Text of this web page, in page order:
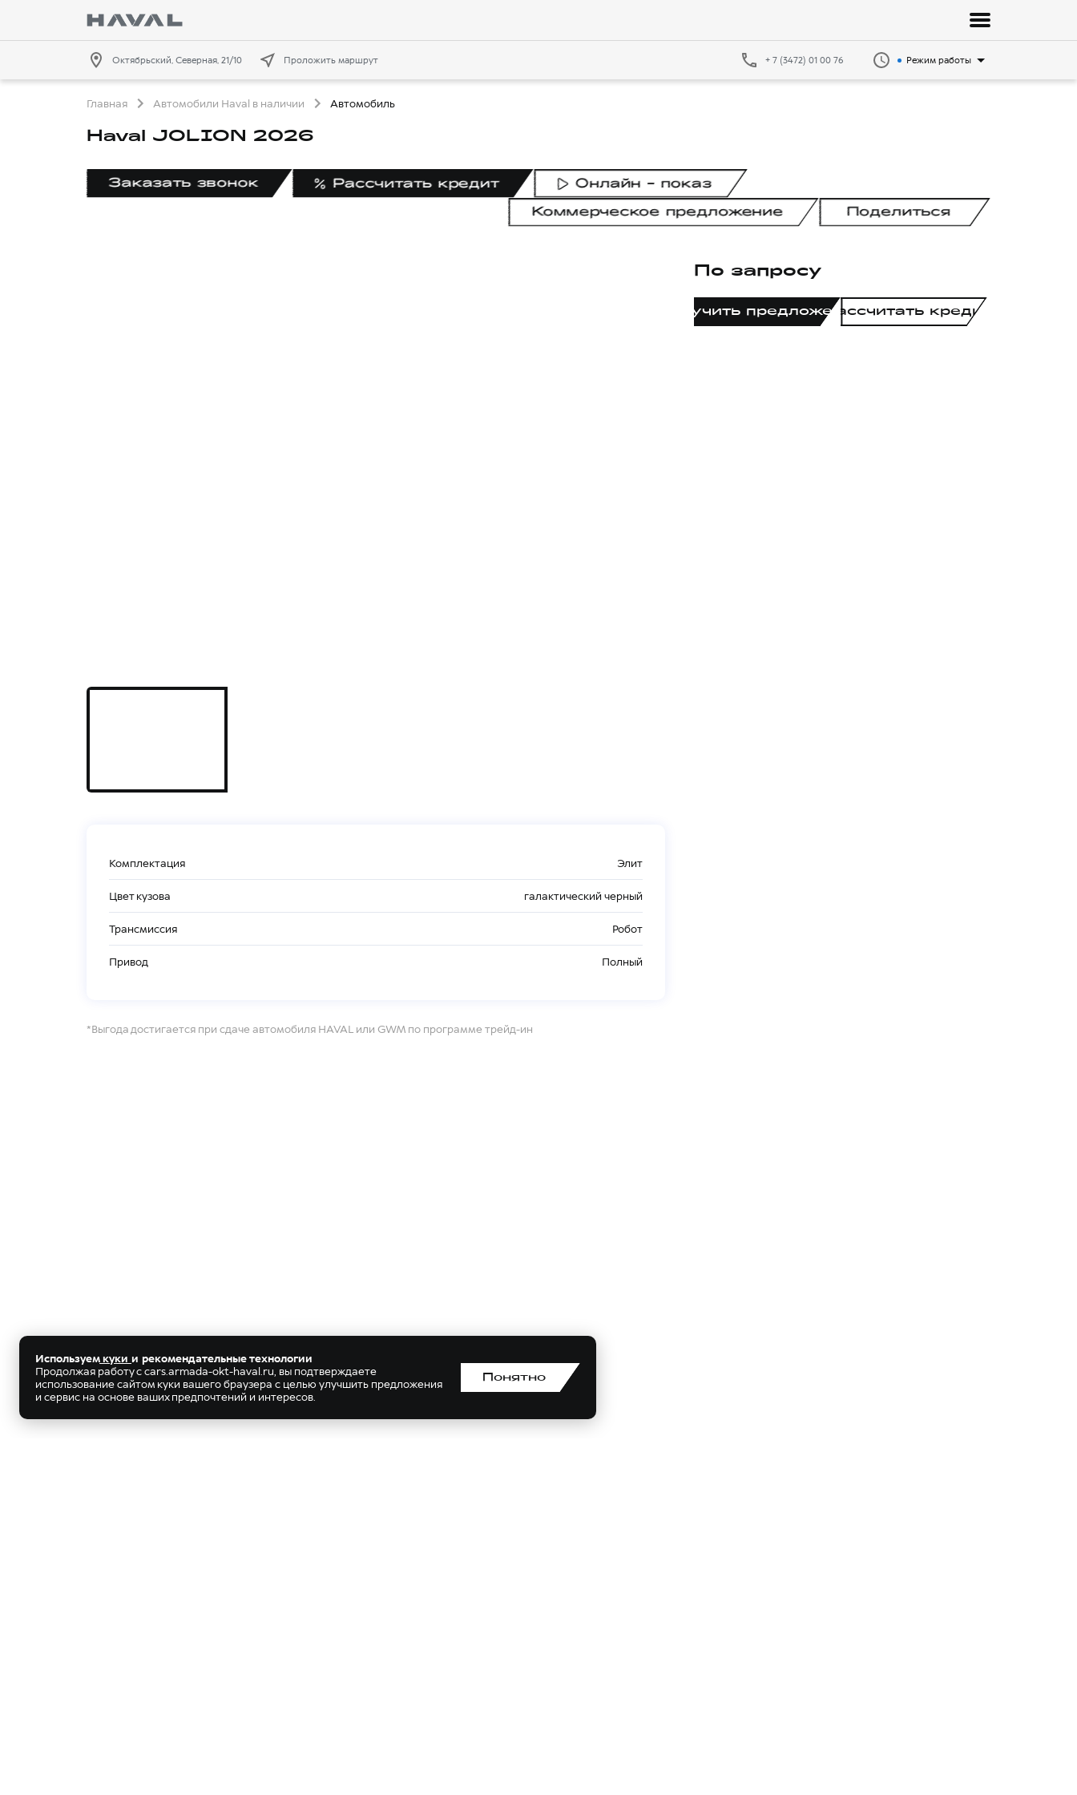
Октябрьский, Северная, 21/10 Проложить маршрут + 7 (3472) 01 00 76 Режим работы
Главная Автомобили Haval в наличии Автомобиль
Haval JOLION 2026
Заказать звонок Рассчитать кредит Онлайн - показ
Коммерческое предложение Поделиться
Комплектация Элит
Цвет кузова галактический черный
Трансмиссия Робот
Привод Полный
*Выгода достигается при сдаче автомобиля HAVAL или GWM по программе трейд-ин
По запросу
Получить предложениеРассчитать кредит
Используемкуки и рекомендательные технологии
Продолжая работу с cars.armada-okt-haval.ru, вы подтверждаете
использование сайтом куки вашего браузера с целью улучшить предложения
и сервис на основе ваших предпочтений и интересов.
Понятно